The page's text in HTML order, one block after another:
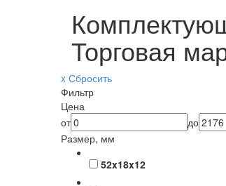
Торговая
x Сбросить
Фильтр
Цена
от
до
Размер, мм
52x18x12